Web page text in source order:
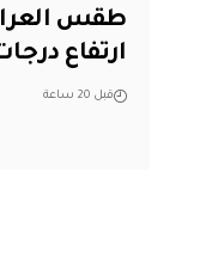
طقس
ارتفاع
قبل 20 ساعة